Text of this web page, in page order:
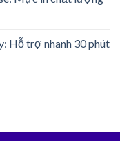
Hỗ trợ nhanh 30 phút